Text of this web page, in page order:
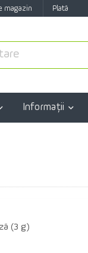
magazin Plată
Informaţii